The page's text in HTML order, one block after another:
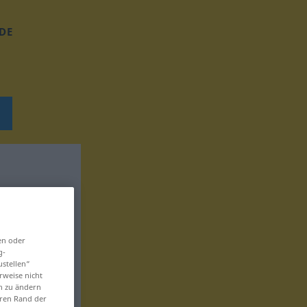
DE
oder
nicht
zu ändern
Rand der